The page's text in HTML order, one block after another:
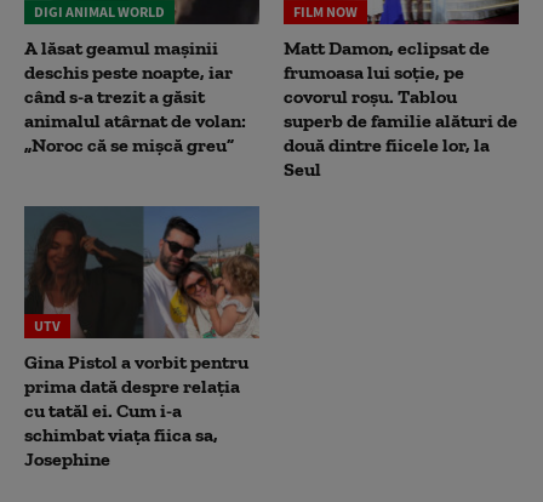
DIGI ANIMAL WORLD
A lăsat geamul mașinii
deschis peste noapte, iar
când s-a trezit a găsit
animalul atârnat de volan:
„Noroc că se mișcă greu”
FILM NOW
Matt Damon, eclipsat de
frumoasa lui soție, pe
covorul roșu. Tablou
superb de familie alături de
două dintre fiicele lor, la
Seul
UTV
Gina Pistol a vorbit pentru
prima dată despre relația
cu tatăl ei. Cum i-a
schimbat viața fiica sa,
Josephine